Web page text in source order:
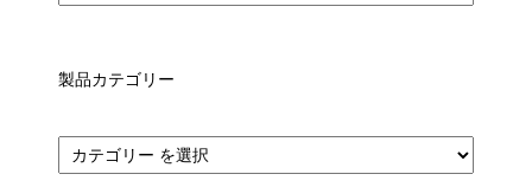
製品カテゴリー
カ
テ
ゴ